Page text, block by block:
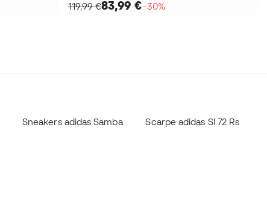
119,99 €83,99 €−30%
Sneakers adidas Samba Scarpe adidas Sl 72 Rs